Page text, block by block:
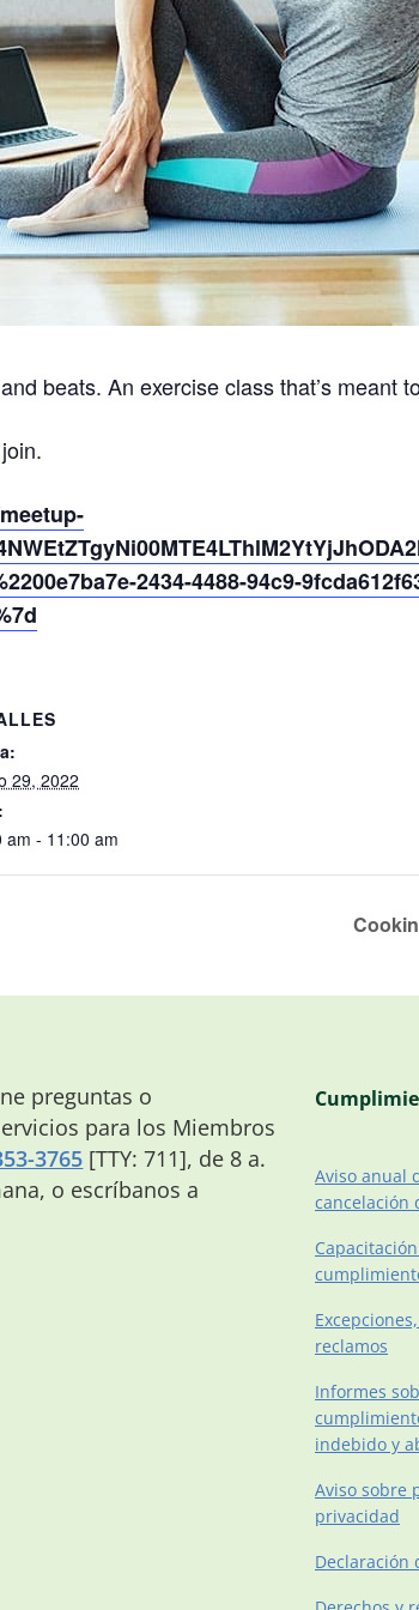
beats. An exercise class that’s meant
2434-4488-94c9-
29, 2022
am - 11:00 am
preguntas o
para los Miembros
3765 [TTY: 711], de 8 a.
o escríbanos a
Aviso anual
cancelación
reclamos
Informes
indebido y
Aviso sobre
privacidad
Declaración